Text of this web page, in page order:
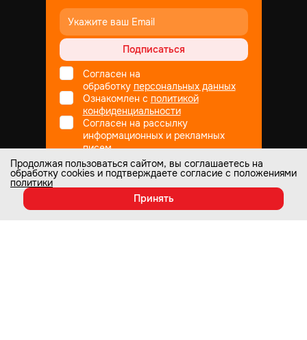
Подписаться
Согласен на
обработку персональных данных
Ознакомлен с политикой
конфиденциальности
Согласен на рассылку
информационных и рекламных
писем
Не является публичной офертой
© Все права защищены
Продолжая пользоваться сайтом, вы соглашаетесь на
обработку cookies и подтверждаете согласие с положениями
политики
Принять